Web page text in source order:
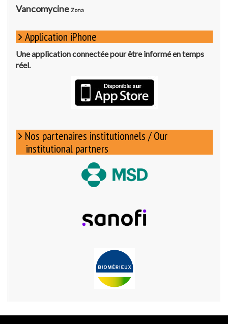
Vancomycine Zona
Application iPhone
Une application connectée pour être informé en temps
réel.
Nos partenaires institutionnels / Our
institutional partners